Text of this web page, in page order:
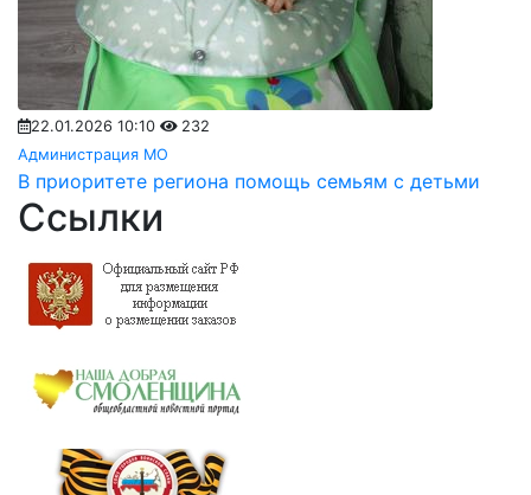
22.01.2026 10:10
232
Администрация МО
В приоритете региона помощь семьям с детьми
Ссылки